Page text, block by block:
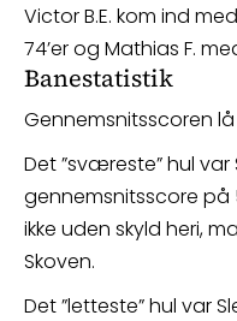
Victor B.E. kom ind
74’er og Mathias F.
Banestatistik
Gennemsnitsscoren
Det ”sværeste” hul
gennemsnitsscore på
ikke uden skyld heri,
Skoven.
Det ”letteste” hul var